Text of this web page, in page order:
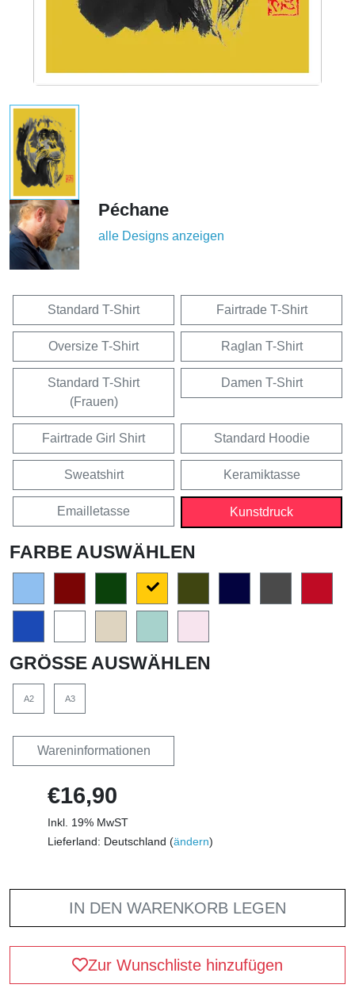
Péchane
alle Designs anzeigen
Standard T-Shirt Fairtrade T-Shirt
Oversize T-Shirt Raglan T-Shirt
Standard T-Shirt
(Frauen)
Damen T-Shirt
Fairtrade Girl Shirt Standard Hoodie
Sweatshirt Keramiktasse
Emailletasse Kunstdruck
FARBE AUSWÄHLEN
GRÖSSE AUSWÄHLEN
A2 A3
Wareninformationen
€16,90
Inkl. 19% MwST
Lieferland: Deutschland (ändern)
IN DEN WARENKORB LEGEN
Zur Wunschliste hinzufügen